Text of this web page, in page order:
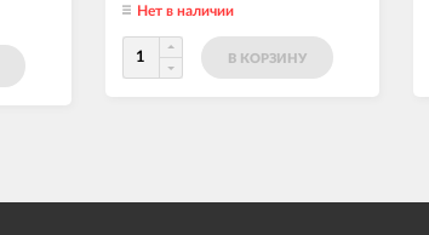
Нет в наличии
В КОРЗИНУ